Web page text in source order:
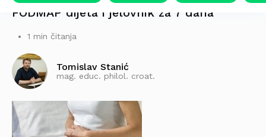
FODMAP dijeta i jelovnik za 7 dana
1 min čitanja
Tomislav Stanić
mag. educ. philol. croat.